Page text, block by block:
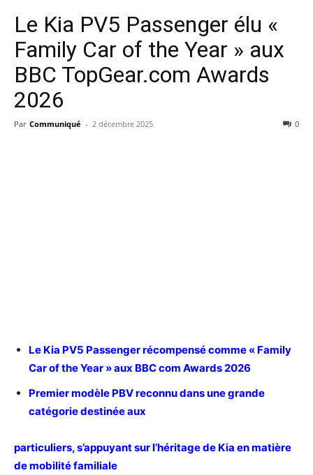
Le Kia PV5 Passenger élu «
Family Car of the Year » aux
BBC TopGear.com Awards
2026
Par Communiqué - 2 décembre 2025 0
Le Kia PV5 Passenger récompensé comme « Family
Car of the Year » aux BBC com Awards 2026
Premier modèle PBV reconnu dans une grande
catégorie destinée aux
particuliers, s’appuyant sur l’héritage de Kia en matière
de mobilité familiale